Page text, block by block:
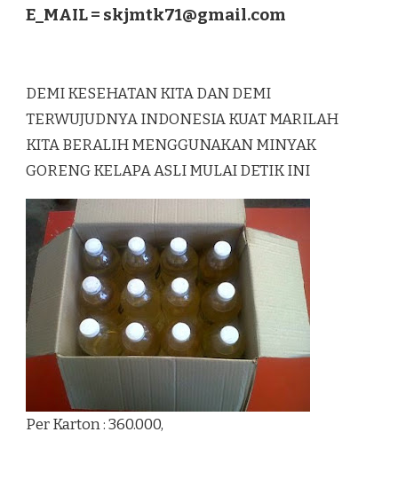
E_MAIL = skjmtk71@gmail.com
DEMI KESEHATAN KITA DAN DEMI
TERWUJUDNYA INDONESIA KUAT MARILAH
KITA BERALIH MENGGUNAKAN MINYAK
GORENG KELAPA ASLI MULAI DETIK INI
Per Karton : 360.000,